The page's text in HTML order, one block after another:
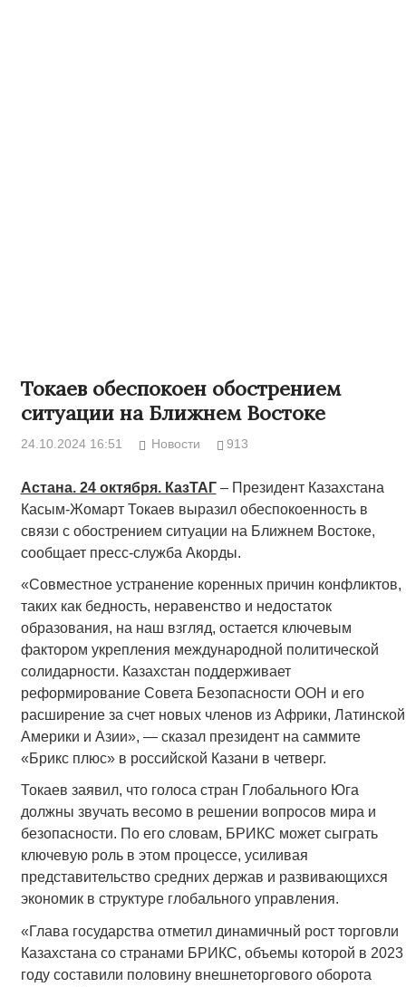
Токаев обеспокоен обострением
ситуации на Ближнем Востоке
24.10.2024 16:51 Новости 913
Астана. 24 октября. КазТАГ– Президент Казахстана
Касым-Жомарт Токаев выразил обеспокоенность в
связи с обострением ситуации на Ближнем Востоке,
сообщает пресс-служба Акорды.
«Совместное устранение коренных причин конфликтов,
таких как бедность, неравенство и недостаток
образования, на наш взгляд, остается ключевым
фактором укрепления международной политической
солидарности. Казахстан поддерживает
реформирование Совета Безопасности ООН и его
расширение за счет новых членов из Африки, Латинской
Америки и Азии», — сказал президент на саммите
«Брикс плюс» в российской Казани в четверг.
Токаев заявил, что голоса стран Глобального Юга
должны звучать весомо в решении вопросов мира и
безопасности. По его словам, БРИКС может сыграть
ключевую роль в этом процессе, усиливая
представительство средних держав и развивающихся
экономик в структуре глобального управления.
«Глава государства отметил динамичный рост торговли
Казахстана со странами БРИКС, объемы которой в 2023
году составили половину внешнеторгового оборота